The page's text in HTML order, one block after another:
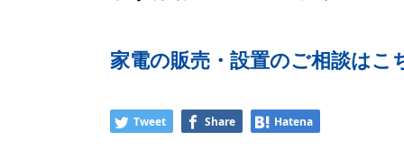
家電の販売・設置のご相談はこ
Tweet Share Hatena